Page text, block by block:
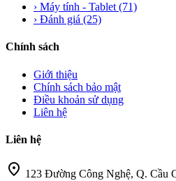
› Máy tính - Tablet (71)
› Đánh giá (25)
Chính sách
Giới thiệu
Chính sách bảo mật
Điều khoản sử dụng
Liên hệ
Liên hệ
location_on 123 Đường Công Nghệ, Q. Cầu